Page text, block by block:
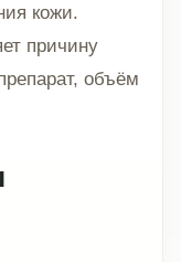
кожи.
причину
объём